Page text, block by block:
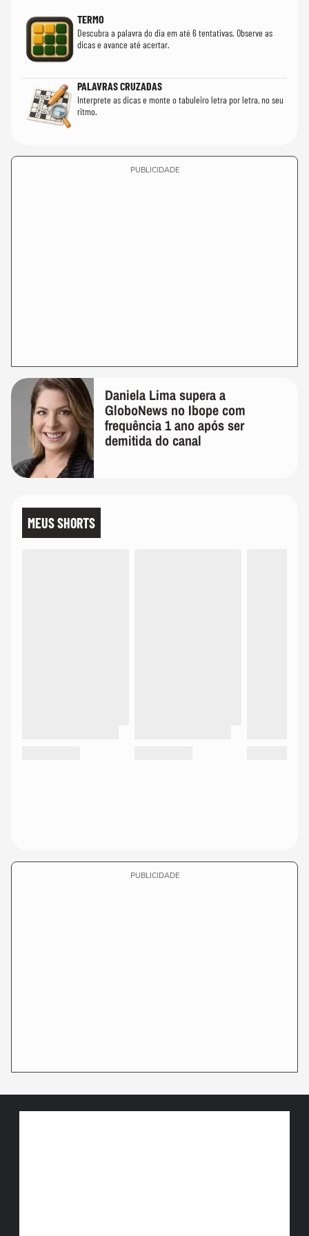
TERMO
Descubra a palavra do dia em até 6 tentativas. Observe as
dicas e avance até acertar.
PALAVRAS CRUZADAS
Interprete as dicas e monte o tabuleiro letra por letra, no seu
ritmo.
PUBLICIDADE
Daniela Lima supera a
GloboNews no Ibope com
frequência 1 ano após ser
demitida do canal
MEUS SHORTS
PUBLICIDADE